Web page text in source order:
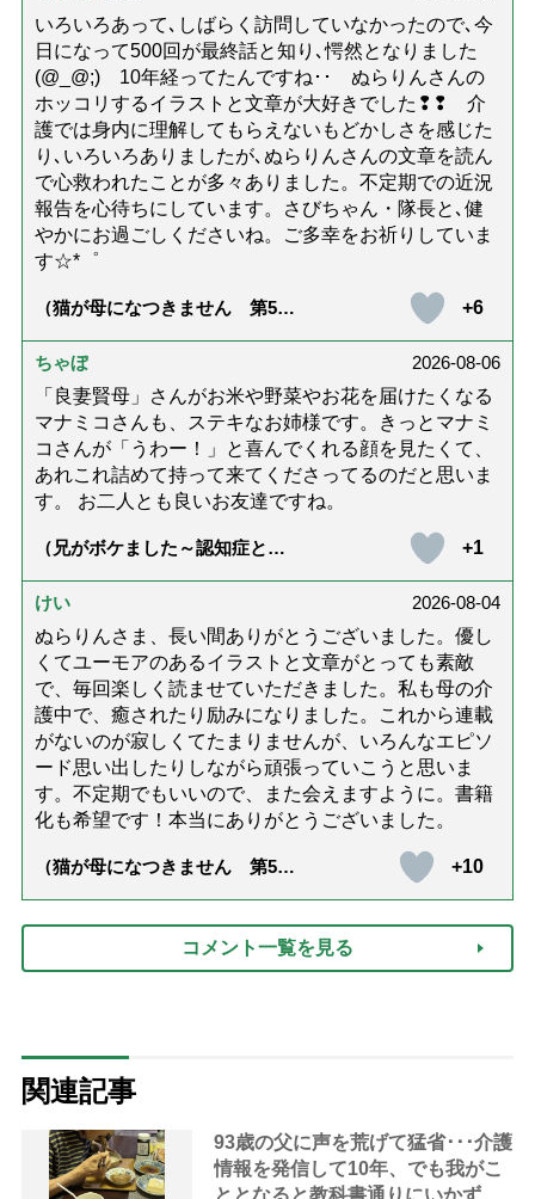
いろいろあって､しばらく訪問していなかったので､今
日になって500回が最終話と知り､愕然となりました
(@_@;) 10年経ってたんですね･･ ぬらりんさんの
ホッコリするイラストと文章が大好きでした❢❢ 介
護では身内に理解してもらえないもどかしさを感じた
り､いろいろありましたが､ぬらりんさんの文章を読ん
で心救われたことが多々ありました。不定期での近況
報告を心待ちにしています。さびちゃん・隊長と､健
やかにお過ごしくださいね。ご多幸をお祈りしていま
す☆*゜
（猫が母になつきません 第500
+6
ちゃぼ
2026-08-06
「良妻賢母」さんがお米や野菜やお花を届けたくなる
マナミコさんも、ステキなお姉様です。きっとマナミ
コさんが「うわー！」と喜んでくれる顔を見たくて、
あれこれ詰めて持って来てくださってるのだと思いま
す。 お二人とも良いお友達ですね。
（兄がボケました～認知症と介
達』が届きました」）
+1
けい
2026-08-04
ぬらりんさま、長い間ありがとうございました。優し
くてユーモアのあるイラストと文章がとっても素敵
で、毎回楽しく読ませていただきました。私も母の介
護中で、癒されたり励みになりました。これから連載
がないのが寂しくてたまりませんが、いろんなエピソ
ード思い出したりしながら頑張っていこうと思いま
す。不定期でもいいので、また会えますように。書籍
化も希望です！本当にありがとうございました。
（猫が母になつきません 第500
+10
コメント一覧を見る
関連記事
93歳の父に声を荒げて猛省･･･介護
情報を発信して10年、でも我がこ